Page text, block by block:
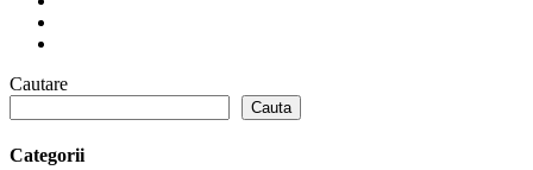
Cautare
Cauta
Categorii